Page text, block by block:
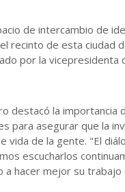
de intercambio de
recinto de esta ciudad
por la vicepresidenta
destacó la
para asegurar que la
vida de la gente. "El
escucharlos
a hacer mejor su